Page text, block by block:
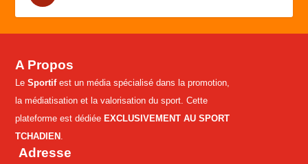
A Propos
LeSportifest un média spécialisé dans la promotion,
la médiatisation et la valorisation du sport. Cette
plateforme est dédiéeEXCLUSIVEMENT AU SPORT
TCHADIEN
Adresse